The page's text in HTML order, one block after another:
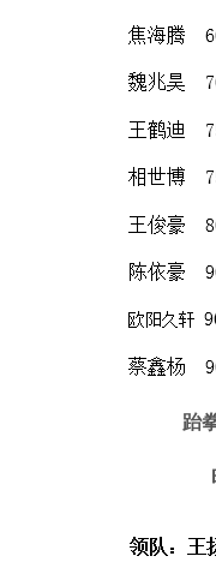
跆拳
时